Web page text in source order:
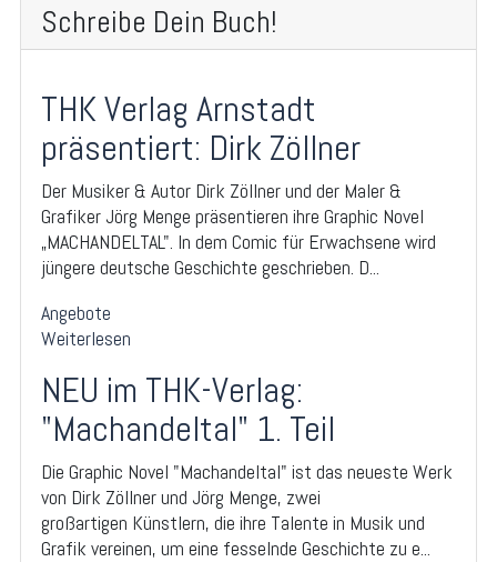
Schreibe Dein Buch!
THK Verlag Arnstadt
präsentiert: Dirk Zöllner
Der Musiker & Autor Dirk Zöllner und der Maler &
Grafiker Jörg Menge präsentieren ihre Graphic Novel
„MACHANDELTAL". In dem Comic für Erwachsene wird
jüngere deutsche Geschichte geschrieben. D...
Angebote
Weiterlesen
NEU im THK-Verlag:
"Machandeltal" 1. Teil
Die Graphic Novel "Machandeltal" ist das neueste Werk
von Dirk Zöllner und Jörg Menge, zwei
großartigen Künstlern, die ihre Talente in Musik und
Grafik vereinen, um eine fesselnde Geschichte zu e...